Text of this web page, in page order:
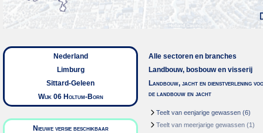
Nederland
Limburg
Sittard-Geleen
Wijk 06 Holtum-Born
Nieuwe versie beschikbaar
Alle sectoren en branches
Landbouw, bosbouw en visserij
Landbouw, jacht en dienstverlening
de landbouw en jacht
Teelt van eenjarige gewassen (6)
Teelt van meerjarige gewassen (1)